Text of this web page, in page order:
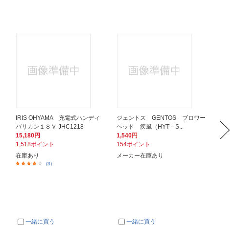
IRIS OHYAMA 充電式ハンディ
バリカン１８Ｖ JHC1218
15,180円
1,518ポイント
在庫あり
(3)
一緒に買う
ジェントス GENTOS ブロワー
ヘッド 疾風（HYT－S...
1,540円
154ポイント
メーカー在庫あり
一緒に買う
ラー
436円